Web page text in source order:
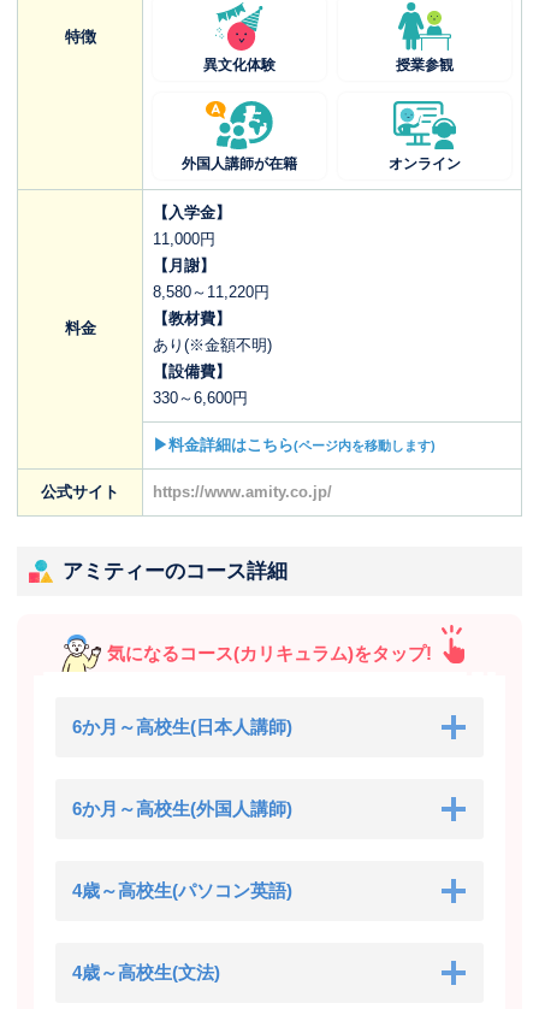
特徴
異文化体験 授業参観
外国人講師が在籍 オンライン
料金
【入学金】
11,000円
【月謝】
8,580～11,220円
【教材費】
あり(※金額不明)
【設備費】
330～6,600円
▶料金詳細はこちら(ページ内を移動します)
公式サイト https://www.amity.co.jp/
アミティーのコース詳細
気になるコース(カリキュラム)をタップ!
6か月～高校生(日本人講師)
6か月～高校生(外国人講師)
4歳～高校生(パソコン英語)
4歳～高校生(文法)